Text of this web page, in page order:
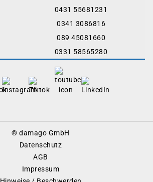
0431 55681231
0341 3086816
089 45081660
0331 58565280
® damago GmbH
Datenschutz
AGB
Impressum